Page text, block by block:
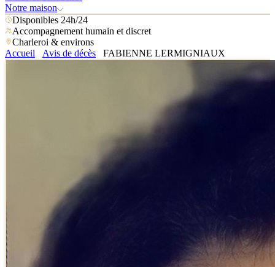
Notre maison
Disponibles 24h/24
Accompagnement humain et discret
Charleroi & environs
Accueil
Avis de décès FABIENNE LERMIGNIAUX